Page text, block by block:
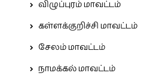
விழுப்புரம் மாவட்டம்
கள்ளக்குறிச்சி மாவட்டம்
சேலம் மாவட்டம்
நாமக்கல் மாவட்டம்